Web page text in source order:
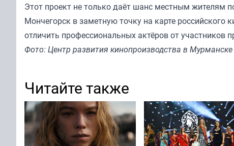
Этот проект не только даёт шанс местным жителям
Мончегорск в заметную точку на карте российского
отличить профессиональных актёров от участников
Фото: Центр развития кинопроизводства в Мурманске
Читайте также